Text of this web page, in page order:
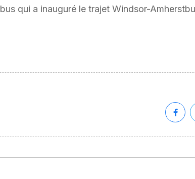
qui a inauguré le trajet Windsor-